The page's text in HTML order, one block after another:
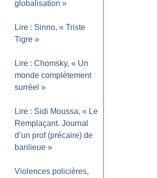
globalisation »
Lire : Sinno, « Triste
Tigre »
Lire : Chomsky, « Un
monde complètement
surréel »
Lire : Sidi Moussa, « Le
Remplaçant. Journal
d’un prof (précaire) de
banlieue »
Violences policières,